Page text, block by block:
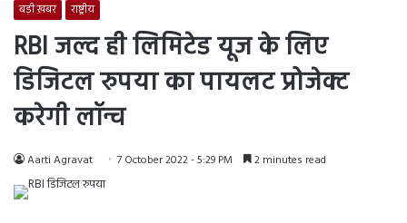
बड़ी ख़बर राष्ट्रीय
RBI जल्द ही लिमिटेड यूज के लिए
डिजिटल रुपया का पायलट प्रोजेक्ट
करेगी लॉन्च
Aarti Agravat 7 October 2022 - 5:29 PM 2 minutes read